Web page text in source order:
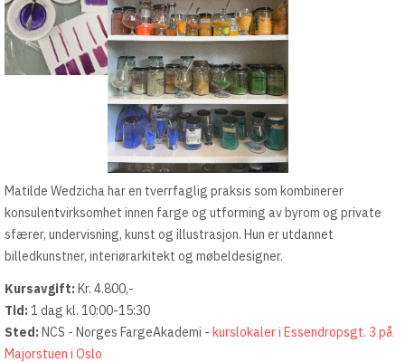
Matilde Wedzicha har en tverrfaglig praksis som kombinerer
konsulentvirksomhet innen farge og utforming av byrom og private
sfærer, undervisning, kunst og illustrasjon. Hun er utdannet
billedkunstner, interiørarkitekt og møbeldesigner.
Kursavgift:Kr. 4.800,-
Tid:1 dag kl. 10:00-15:30
Sted:NCS - Norges FargeAkademi - kurslokaler i Essendropsgt. 3 på
Majorstuen i Oslo